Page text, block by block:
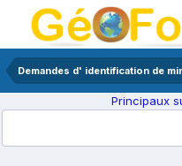
Demandes d' identification de
Principaux